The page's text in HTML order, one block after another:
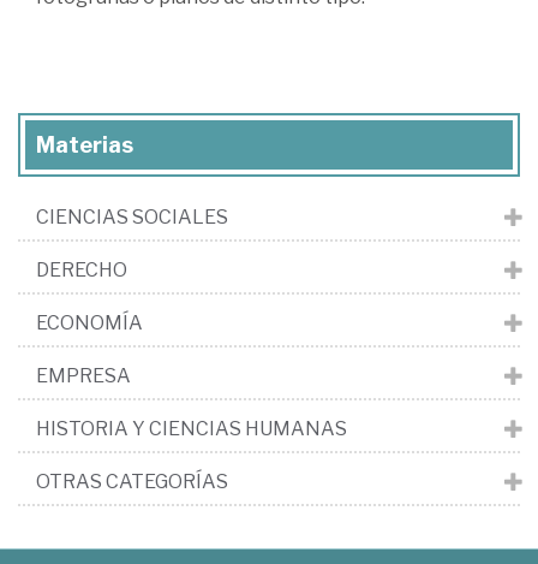
Materias
CIENCIAS SOCIALES
DERECHO
ECONOMÍA
EMPRESA
HISTORIA Y CIENCIAS HUMANAS
OTRAS CATEGORÍAS